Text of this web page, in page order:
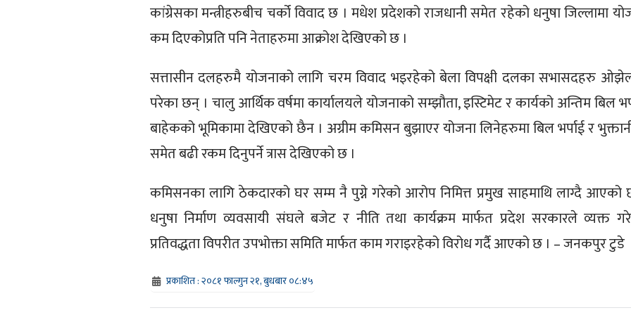
कांग्रेसका मन्त्रीहरुबीच चर्को विवाद छ । मधेश प्रदेशको राजधानी समेत रहेको धनुषा जिल्लामा
कम दिएकोप्रति पनि नेताहरुमा आक्रोश देखिएको छ ।
सत्तासीन दलहरुमै योजनाको लागि चरम विवाद भइरहेको बेला विपक्षी दलका सभासदहरु
परेका छन् । चालु आर्थिक वर्षमा कार्यालयले योजनाको सम्झौता, इस्टिमेट र कार्यको अन्तिम बिल
बाहेकको भूमिकामा देखिएको छैन । अग्रीम कमिसन बुझाएर योजना लिनेहरुमा बिल भर्पाई र
समेत बढी रकम दिनुपर्ने त्रास देखिएको छ ।
कमिसनका लागि ठेकदारको घर सम्म नै पुग्ने गरेको आरोप निमित्त प्रमुख साहमाथि लाग्दै आएको
धनुषा निर्माण व्यवसायी संघले बजेट र नीति तथा कार्यक्रम मार्फत प्रदेश सरकारले व्यक्त
प्रतिवद्धता विपरीत उपभोक्ता समिति मार्फत काम गराइरहेको विरोध गर्दै आएको छ । – जनकपुर टुडे
प्रकाशित : २०८१ फाल्गुन २१, बुधबार ०८:४५